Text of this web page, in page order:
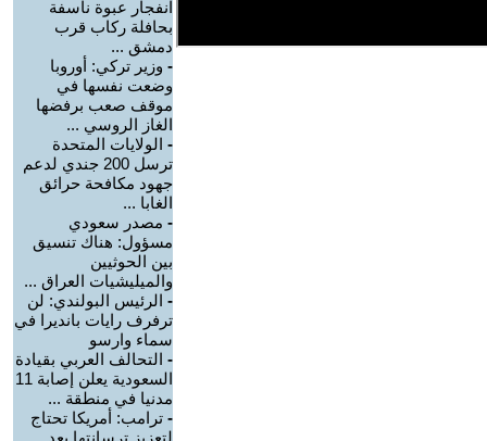
انفجار عبوة ناسفة
بحافلة ركاب قرب
دمشق ...
- وزير تركي: أوروبا
وضعت نفسها في
موقف صعب برفضها
الغاز الروسي ...
- الولايات المتحدة
ترسل 200 جندي لدعم
جهود مكافحة حرائق
الغابا ...
- مصدر سعودي
مسؤول: هناك تنسيق
بين الحوثيين
والميليشيات العراق ...
- الرئيس البولندي: لن
ترفرف رايات بانديرا في
سماء وارسو
- التحالف العربي بقيادة
السعودية يعلن إصابة 11
مدنيا في منطقة ...
- ترامب: أمريكا تحتاج
لتعزيز ترسانتها بعد